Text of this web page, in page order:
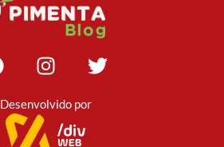
Desenvolvido por